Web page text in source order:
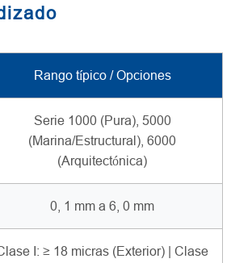
Rango típico / Opciones
Serie 1000 (Pura), 5000
(Marina/Estructural), 6000
(Arquitectónica)
0, 1 mm a 6, 0 mm
I: ≥ 18 micras (Exterior) | Clase